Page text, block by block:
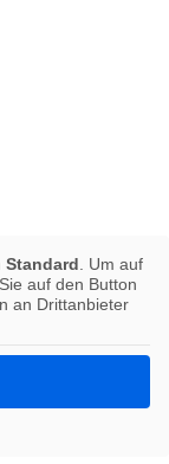
Standard . Um auf
auf den Button
an Drittanbieter